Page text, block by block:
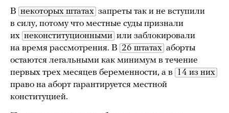
В некоторых штатах запреты так и не вступили
в силу, потому что местные суды признали
их неконституционными или заблокировали
на время рассмотрения. В 26 штатах аборты
остаются легальными как минимум в течение
первых трех месяцев беременности, а в
14 из них
право на аборт гарантируется местной
конституцией.